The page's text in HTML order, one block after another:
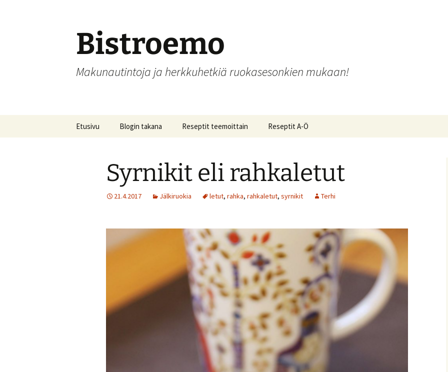
Bistroemo
Makunautintoja ja herkkuhetkiä ruokasesonkien mukaan!
Etusivu Blogin takana Reseptit teemoittain
Alkupalat
Hedelmät, hillot ja
säilöntä
Jälkiruokia
Juomia
Kalaruokia
Kasvisherkkuja
Liharuokia
Reseptit A-Ö
Syrnikit eli rahkaletut
21.4.2017 Jälkiruokia letut, rahka, rahkaletut, syrnikit Terhi